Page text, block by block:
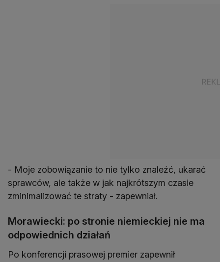
- Moje zobowiązanie to nie tylko znaleźć, ukarać
sprawców, ale także w jak najkrótszym czasie
zminimalizować te straty - zapewniał.
Morawiecki: po stronie niemieckiej nie ma
odpowiednich działań
Po konferencji prasowej premier zapewnił